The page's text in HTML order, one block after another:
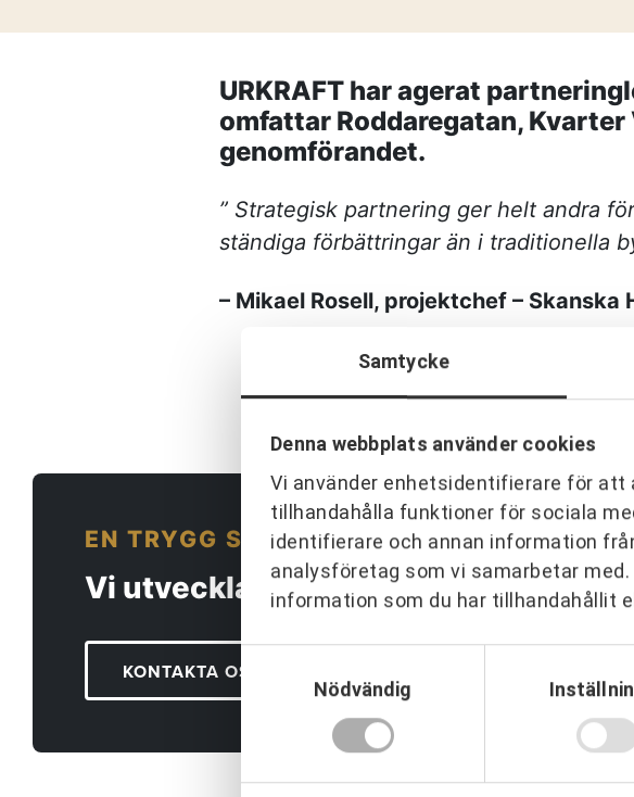
Samtycke
Denna webbplats använder cookies
Vi använder enhetsidentifierare för att
tillhandahålla funktioner för sociala
identifierare och annan information
analysföretag som vi samarbetar
information som du har tillhandahållit
Nödvändig
Frågor och svar
Referenser
Våra kunder
Om oss
URKRAFT har agerat
omfattar Roddaregatan,
genomförandet.
” Strategisk partnering ger helt andra
ständiga förbättringar än i traditionella
– Mikael Rosell, projektchef – Skanska
EN TRYGG SAMARBETSPARTNER
Vi utvecklar människor och
KONTAKTA OSS